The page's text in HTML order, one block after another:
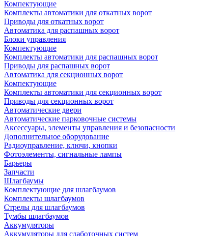
Компектующие
Комплекты автоматики для откатных ворот
Приводы для откатных ворот
Автоматика для распашных ворот
Блоки управления
Компектующие
Комплекты автоматики для распашных ворот
Приводы для распашных ворот
Автоматика для секционных ворот
Компектующие
Комплекты автоматики для секционных ворот
Приводы для секционных ворот
Автоматические двери
Автоматические парковочные системы
Аксессуары, элементы управления и безопасности
Дополнительное оборудование
Радиоуправление, ключи, кнопки
Фотоэлементы, сигнальные лампы
Барьеры
Запчасти
Шлагбаумы
Комплектующие для шлагбаумов
Комплекты шлагбаумов
Стрелы для шлагбаумов
Тумбы шлагбаумов
Аккумуляторы
Аккумуляторы для слаботочных систем